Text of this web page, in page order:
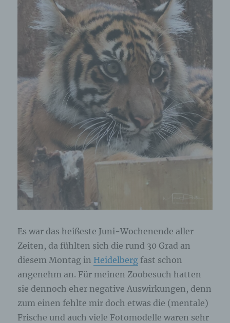
Es war das heißeste Juni-Wochenende aller
Zeiten, da fühlten sich die rund 30 Grad an
diesem Montag in Heidelberg fast schon
angenehm an. Für meinen Zoobesuch hatten
sie dennoch eher negative Auswirkungen, denn
zum einen fehlte mir doch etwas die (mentale)
Frische und auch viele Fotomodelle waren sehr
Bei der Nutzung dieser allgemeinen Daten und
Informationen ziehen wird keine Rückschlüsse auf
die betroffene Person. Diese Informationen werden
vielmehr benötigt, um (1) die Inhalte unserer
Internetseite korrekt auszuliefern, (2) die Inhalte
unserer Internetseite sowie die Werbung für diese
zu optimieren, (3) die dauerhafte
Funktionsfähigkeit unserer
informationstechnologischen Systeme und der
Technik unserer Internetseite zu gewährleisten
sowie (4) um Strafverfolgungsbehörden im Falle
eines Cyberangriffes die zur Strafverfolgung
notwendigen Informationen bereitzustellen. Diese
anonym erhobenen Daten und Informationen
werden durch uns daher einerseits statistisch und
ferner mit dem Ziel ausgewertet, den Datenschutz
und die Datensicherheit in unserem Unternehmen
zu erhöhen, um letztlich ein optimales
Schutzniveau für die von uns verarbeiteten
personenbezogenen Daten sicherzustellen. Die
getrennt von allen durch eine betroffene Person
gespeichert.
Registrierung auf unserer Internetseite
Die betroffene Person hat die Möglichkeit, sich auf
der Internetseite des für die Verarbeitung
Verantwortlichen unter Angabe von